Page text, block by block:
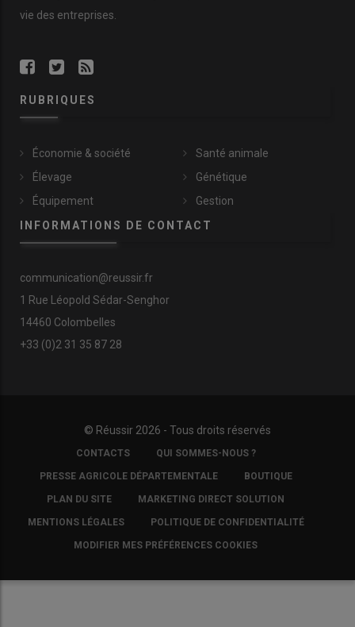
vie des entreprises.
RUBRIQUES
Économie & société
Élevage
Équipement
Santé animale
Génétique
Gestion
INFORMATIONS DE CONTACT
communication@reussir.fr
1 Rue Léopold Sédar-Senghor
14460 Colombelles
+33 (0)2 31 35 87 28
© Réussir 2026 - Tous droits réservés
COPYRIGHTCONTACTS QUI SOMMES-NOUS ?
PRESSE AGRICOLE DÉPARTEMENTALE BOUTIQUE
PLAN DU SITE MARKETING DIRECT SOLUTION
MENTIONS LÉGALES POLITIQUE DE CONFIDENTIALITÉ
MODIFIER MES PRÉFÉRENCES COOKIES